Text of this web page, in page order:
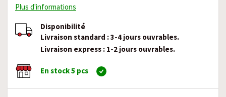
Plus d'informations
Disponibilité
Livraison standard : 3-4 jours ouvrables.
Livraison express : 1-2 jours ouvrables.
En stock 5 pcs